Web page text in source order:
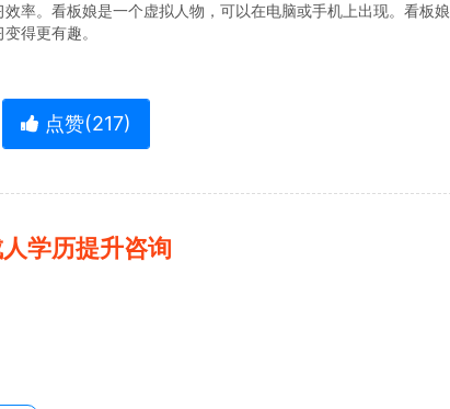
率。看板娘是一个虚拟人物，可以在电脑或手机上出现。看板娘
得更有趣。
点赞(217)
学历提升咨询